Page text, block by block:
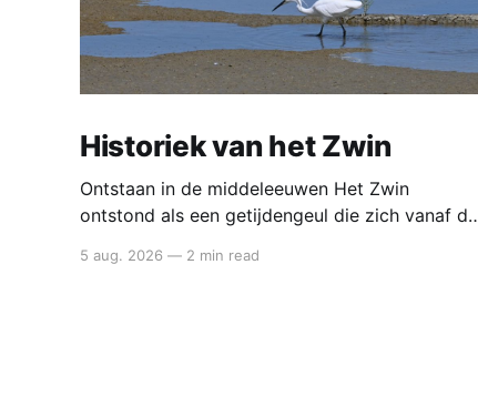
Historiek van het Zwin
Ontstaan in de middeleeuwen Het Zwin
ontstond als een getijdengeul die zich vanaf de
Door een combinatie van stormvloeden,
5 aug. 2026 — 2 min read